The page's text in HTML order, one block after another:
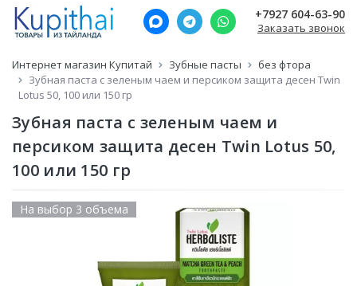
+7927 604-63-90
Заказать звонок
Интернет магазин Купитай Зубные пасты
без фтора
Зубная паста с зеленым чаем и персиком защита десен Twin
Lotus 50, 100 или 150 гр
Зубная паста с зеленым чаем и
персиком защита десен Twin Lotus 50,
100 или 150 гр
На выбор 3 объема